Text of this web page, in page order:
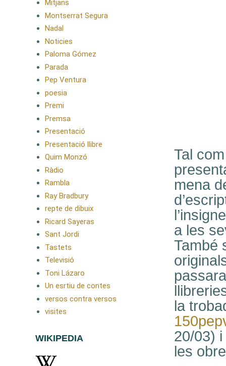
Tal
mena
a les
També
la
20/03)
les
Mitjans
Montserrat Segura
Nadal
Noticies
Paloma Gómez
Parada
Pep Ventura
poesia
Premi
Premsa
Presentació
Presentació llibre
Quim Monzó
Ràdio
Rambla
Ray Bradbury
repte de dibuix
Ricard Sayeras
Sant Jordi
Tastets
Televisió
Toni Lázaro
Un esrtiu de contes
versos contra versos
visites
WIKIPEDIA